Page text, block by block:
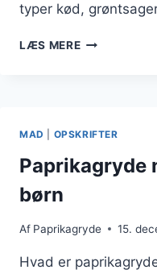
typer kød,
LÆS MERE
ÉN
PANDE
MAD OPSKRIFTER
Paprikagryde
børn
Af Paprikagryde 15.
Hvad er